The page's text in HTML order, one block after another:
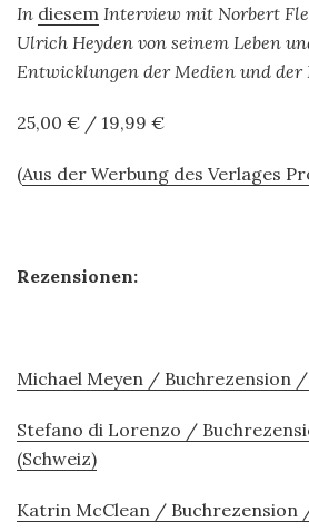
In diesem Interview mit Norbert
Ulrich Heyden von seinem Leben
Entwicklungen der Medien und der
25,00 € / 19,99 €
(Aus der Werbung des Verlages
Rezensionen:
Michael Meyen / Buchrezension
Stefano di Lorenzo /
(Schweiz)
Katrin McClean / Buchrezension